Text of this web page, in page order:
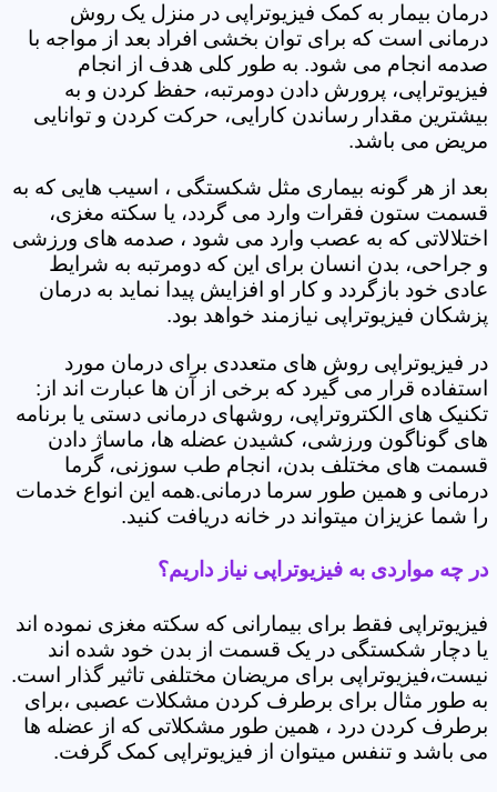
درمان بیمار به کمک فیزیوتراپی در منزل یک روش
درمانی است که برای توان بخشی افراد بعد از مواجه با
صدمه انجام می شود. به طور کلی هدف از انجام
فیزیوتراپی، پرورش دادن دومرتبه، حفظ کردن و به
بیشترین مقدار رساندن کارایی، حرکت کردن و توانایی
مریض می باشد.
بعد از هر گونه بیماری مثل شکستگی ، اسیب هایی که به
قسمت ستون فقرات وارد می گردد، یا سکته مغزی،
اختلالاتی که به عصب وارد می شود ، صدمه های ورزشی
و جراحی، بدن انسان برای این که دومرتبه به شرایط
عادی خود بازگردد و کار او افزایش پیدا نماید به درمان
پزشکان فیزیوتراپی نیازمند خواهد بود.
در فیزیوتراپی روش های متعددی برای درمان مورد
استفاده قرار می گیرد که برخی از آن ها عبارت اند از:
تکنیک های الکتروتراپی، روشهای درمانی دستی یا برنامه
های گوناگون ورزشی، کشیدن عضله ها، ماساژ دادن
قسمت های مختلف بدن، انجام طب سوزنی، گرما
درمانی و همین طور سرما درمانی.همه این انواع خدمات
را شما عزیزان میتواند در خانه دریافت کنید.
در چه مواردی به فیزیوتراپی نیاز داریم؟
فیزیوتراپی فقط برای بیمارانی که سکته مغزی نموده اند
یا دچار شکستگی در یک قسمت از بدن خود شده اند
نیست،فیزیوتراپی برای مریضان مختلفی تاثیر گذار است.
به طور مثال برای برطرف کردن مشکلات عصبی ،برای
برطرف کردن درد ، همین طور مشکلاتی که از عضله ها
می باشد و تنفس میتوان از فیزیوتراپی کمک گرفت.